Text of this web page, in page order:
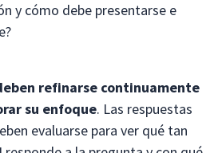
y cómo debe presentarse e
refinarse continuamente
su enfoque. Las respuestas
evaluarse para ver qué tan